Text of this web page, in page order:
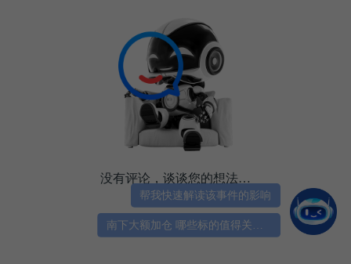
没有评论，谈谈您的想法…
帮我快速解读该事件的影响
南下大额加仓 哪些标的值得关注？